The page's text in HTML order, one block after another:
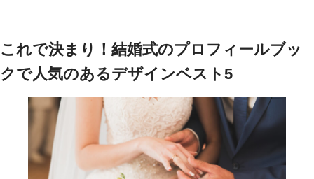
これで決まり！結婚式のプロフィールブッ
クで人気のあるデザインベスト5